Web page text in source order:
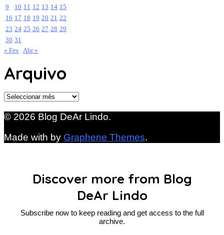
9
10 11 12 13 14 15
16 17 18 19 20 21 22
23 24 25 26 27 28 29
30 31
« Fev Abr »
Arquivo
Arquivo
© 2026 Blog DeAr Lindo.
Made with by Graphene Themes.
Discover more from Blog
DeAr Lindo
Subscribe now to keep reading and get access to the full
archive.